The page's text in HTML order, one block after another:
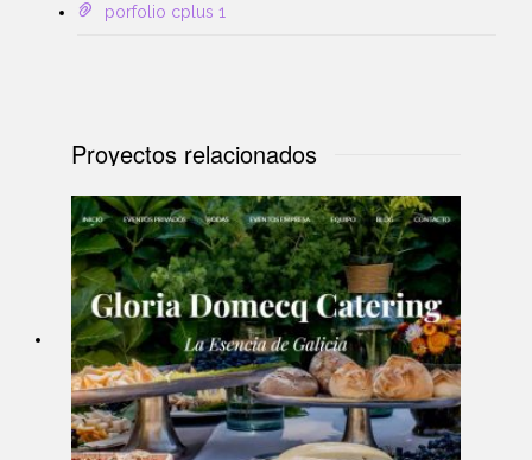
porfolio cplus 1
Proyectos relacionados